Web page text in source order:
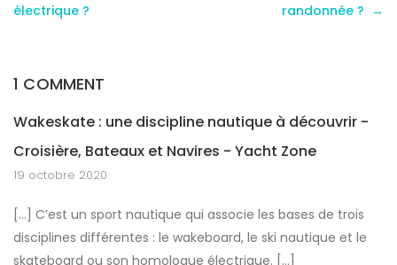
électrique ?
randonnée ?
1 COMMENT
Wakeskate : une discipline nautique à découvrir -
Croisière, Bateaux et Navires - Yacht Zone
19 octobre 2020
[…] C’est un sport nautique qui associe les bases de trois
disciplines différentes : le wakeboard, le ski nautique et le
skateboard ou son homologue électrique. […]